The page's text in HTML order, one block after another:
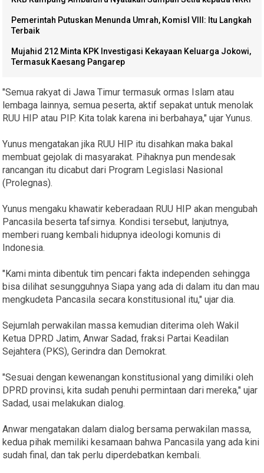
Pemerintah Putuskan Menunda Umrah, KomisI VIII: Itu Langkah
Terbaik
Mujahid 212 Minta KPK Investigasi Kekayaan Keluarga Jokowi,
Termasuk Kaesang Pangarep
"Semua rakyat di Jawa Timur termasuk ormas Islam atau
lembaga lainnya, semua peserta, aktif sepakat untuk menolak
RUU HIP atau PIP. Kita tolak karena ini berbahaya," ujar Yunus.
Yunus mengatakan jika RUU HIP itu disahkan maka bakal
membuat gejolak di masyarakat. Pihaknya pun mendesak
rancangan itu dicabut dari Program Legislasi Nasional
(Prolegnas).
Yunus mengaku khawatir keberadaan RUU HIP akan mengubah
Pancasila beserta tafsirnya. Kondisi tersebut, lanjutnya,
memberi ruang kembali hidupnya ideologi komunis di
Indonesia.
"Kami minta dibentuk tim pencari fakta independen sehingga
bisa dilihat sesungguhnya Siapa yang ada di dalam itu dan mau
mengkudeta Pancasila secara konstitusional itu," ujar dia.
Sejumlah perwakilan massa kemudian diterima oleh Wakil
Ketua DPRD Jatim, Anwar Sadad, fraksi Partai Keadilan
Sejahtera (PKS), Gerindra dan Demokrat.
"Sesuai dengan kewenangan konstitusional yang dimiliki oleh
DPRD provinsi, kita sudah penuhi permintaan dari mereka," ujar
Sadad, usai melakukan dialog.
Anwar mengatakan dalam dialog bersama perwakilan massa,
kedua pihak memiliki kesamaan bahwa Pancasila yang ada kini
sudah final, dan tak perlu diperdebatkan kembali.